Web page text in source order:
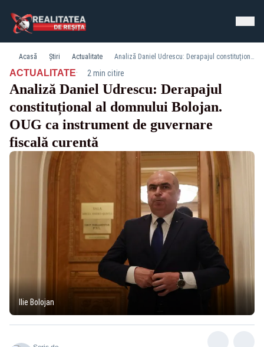
Acasă Știri Actualitate Analiză Daniel Udrescu: Derapajul constituțional al domnului Bolojan. OUG ca instrument de guvernare fiscală curentă
ACTUALITATE· 2 min citire
Analiză Daniel Udrescu: Derapajul
constituțional al domnului Bolojan.
OUG ca instrument de guvernare
fiscală curentă
Ilie Bolojan